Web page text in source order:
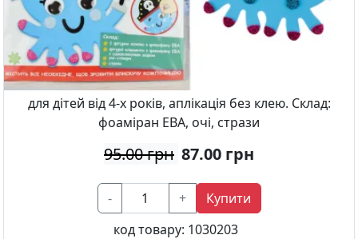
для дітей від 4-х років, аплікація без клею. Склад:
фоаміран ЕВА, очі, стрази
95.00 грн 87.00 грн
- +
Купити
код товару: 1030203